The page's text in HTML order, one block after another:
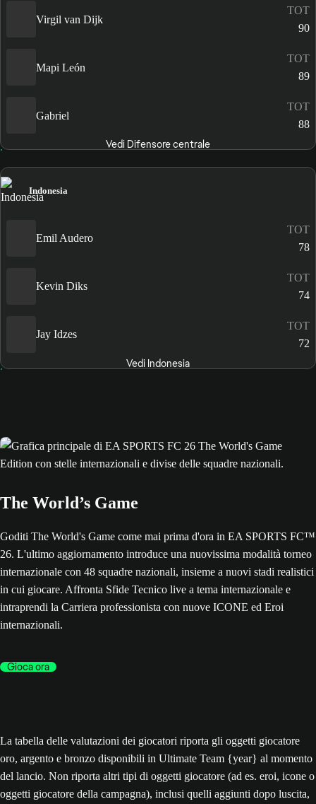
Virgil van Dijk
TOT
90
Mapi León
TOT
89
Gabriel
TOT
88
Vedi Difensore centrale
Indonesia
Emil Audero
TOT
78
Kevin Diks
TOT
74
Jay Idzes
TOT
72
Vedi Indonesia
The World’s Game
Goditi The World's Game come mai prima d'ora in EA SPORTS FC™
26. L'ultimo aggiornamento introduce una nuovissima modalità torneo
internazionale con 48 squadre nazionali, insieme a nuovi stadi realistici
in cui giocare. Affronta Sfide Tecnico live a tema internazionale e
intraprendi la Carriera professionista con nuove ICONE ed Eroi
internazionali.
Gioca ora
La tabella delle valutazioni dei giocatori riporta gli oggetti giocatore
oro, argento e bronzo disponibili in Ultimate Team {year} al momento
del lancio. Non riporta altri tipi di oggetti giocatore (ad es. eroi, icone o
oggetti giocatore della campagna), inclusi quelli aggiunti dopo luscita,